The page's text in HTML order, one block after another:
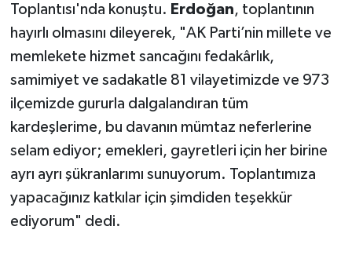
Toplantısı'nda konuştu. Erdoğan, toplantının
hayırlı olmasını dileyerek, "AK Parti’nin millete ve
memlekete hizmet sancağını fedakârlık,
samimiyet ve sadakatle 81 vilayetimizde ve 973
ilçemizde gururla dalgalandıran tüm
kardeşlerime, bu davanın mümtaz neferlerine
selam ediyor; emekleri, gayretleri için her birine
ayrı ayrı şükranlarımı sunuyorum. Toplantımıza
yapacağınız katkılar için şimdiden teşekkür
ediyorum" dedi.